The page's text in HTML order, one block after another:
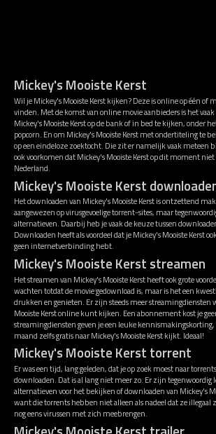
Mickey's Mooiste Kerst
Wil je Mickey's Mooiste Kerst kijken? Deze is online op één of
vinden. Met de komst van online movie aanbieders is het
Mickey's Mooiste Kerst op de bank of in bed te kijken, onder
popcorn. En om Mickey's Mooiste Kerst met ondertiteling te
op een eindeloze zoektocht. Die zit er namelijk vaak meteen
ook voorkomen dat Mickey's Mooiste Kerst op dit moment
Nederland.
Mickey's Mooiste Kerst
Het downloaden van Mickey's Mooiste Kerst is ontzettend
aangewezen op virusgevoelige torrent-sites, maar
alternatieven. Daarbij heb je vaak de keuze tussen
Downloaden heeft als voordeel dat je Mickey's Mooiste Kerst
geen internetverbinding hebt.
Mickey's Mooiste Kerst streamen
Het streamen van Mickey's Mooiste Kerst heeft ook grote
wachten totdat de movie gedownload is, maar is het een
drukken en genieten. Er zijn steeds meer streamingdiensten
Mooiste Kerst online kunt kijken. Een abonnement kost je
streamingdiensten geven je een leuke kennismakingskorting,
maand zelfs gratis naar Mickey's Mooiste Kerst kijkt. Ideaal!
Mickey's Mooiste Kerst torrent
Er was een tijd, lang geleden, dat je op zoek moest naar
downloaden. Dat is al lang niet meer zo. Er zijn tegenwoordig
alternatieven voor het bekijken of downloaden van Mickey's
want die torrents hebben niet alleen als nadeel dat ze
nog eens virussen met zich meebrengen.